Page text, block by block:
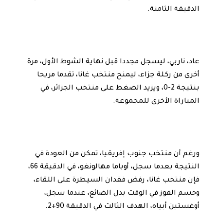
الدقيقة الثامنة.
عاد، ناربي، ليسجل مجددا قبل نهاية الشوط الأول، مرة
أخرى من ركلة جزاء، ليمنح منتخب غانا، تقدما مريحا
بنتيجة 2-0، ويزيد الضغط على منتخب الجزائر، في
المباراة الأخرى للمجموعة.
ورغم أن منتخب جنوب إفريقيا، تمكن من العودة في
النتيجة بعدما سجل، أوباما مهالونغو، في الدقيقة 66،
فإن منتخب غانا، رفض فقدان السيطرة على اللقاء،
وحسم الفوز في الوقت بدل الضائع، عندما سجل،
أوغستين أبياه، الهدف الثالث في الدقيقة 90+2.